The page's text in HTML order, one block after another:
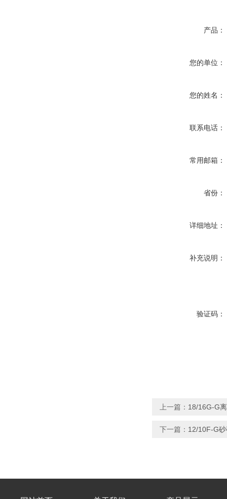
产品：
您的单位：
您的姓名：
联系电话：
常用邮箱：
省份：
详细地址：
补充说明：
验证码：
上一篇： 18/16G-G
下一篇： 12/10F-G